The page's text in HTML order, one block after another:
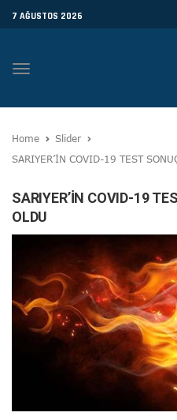
7 AĞUSTOS 2026
Toggle
Home
Slider
SARIYER’İN COVID-19 TEST
SARIYER’İN COVID-19
OLDU